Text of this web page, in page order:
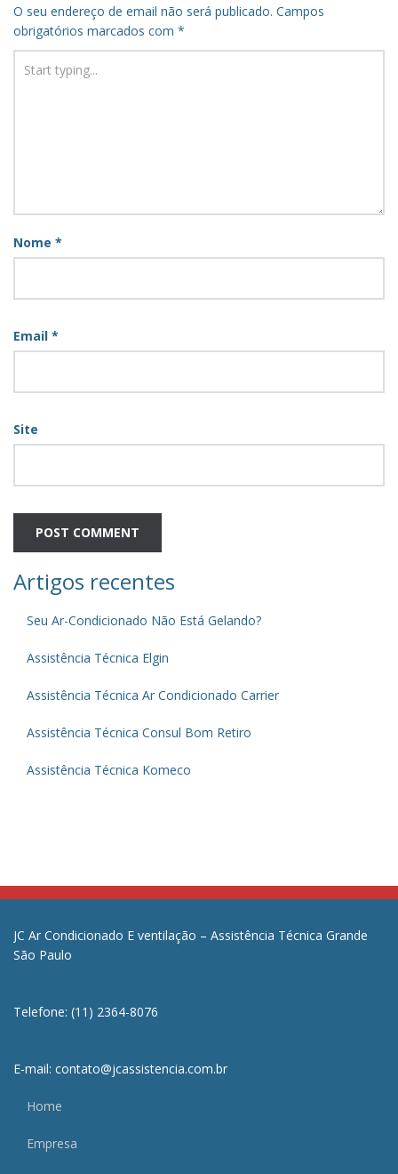
O seu endereço de email não será publicado. Campos
obrigatórios marcados com *
Nome *
Email *
Site
Artigos recentes
Seu Ar-Condicionado Não Está Gelando?
Assistência Técnica Elgin
Assistência Técnica Ar Condicionado Carrier
Assistência Técnica Consul Bom Retiro
Assistência Técnica Komeco
JC Ar Condicionado E ventilação – Assistência Técnica Grande
São Paulo
Telefone: (11) 2364-8076
E-mail: contato@jcassistencia.com.br
Home
Empresa